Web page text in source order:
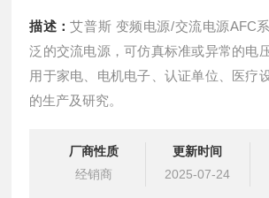
描述：艾普斯 变频电源/交流电源AFC
泛的交流电源，可仿真标准或异常的电
用于家电、电机电子、认证单位、医疗
的生产及研究。
厂商性质
经销商
更新时间
2025-07-24